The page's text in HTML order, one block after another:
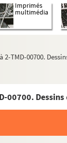
Imprimés
multimédia
2-TMD-00700.
00700.
(1980 ; Bierry)
; Perrin)